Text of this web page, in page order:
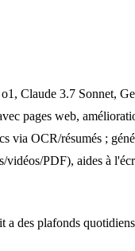
Claude 3.7 Sonnet,
pages web,
via OCR/résumés ;
PDF), aides à
des plafonds